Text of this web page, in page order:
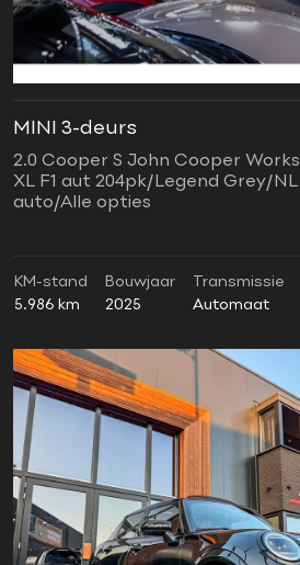
MINI 3-deurs
2.0 Cooper S John Cooper Works
XL F1 aut 204pk/Legend Grey/NL
auto/Alle opties
KM-stand
5.986 km
Bouwjaar
2025
Transmissie
Automaat